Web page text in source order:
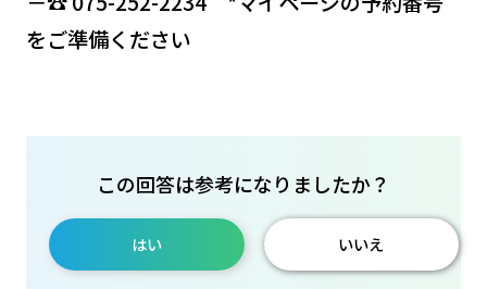
をご準備ください
この回答は参考になりましたか？
はい いいえ